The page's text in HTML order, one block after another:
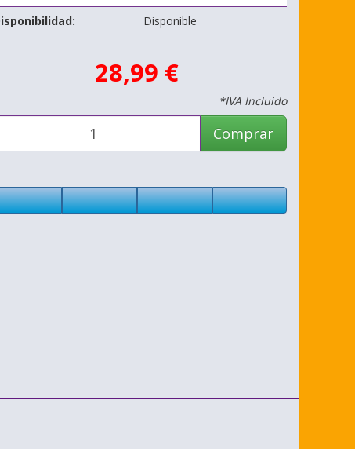
Disponible
28,99 €
*IVA Incluido
Comprar